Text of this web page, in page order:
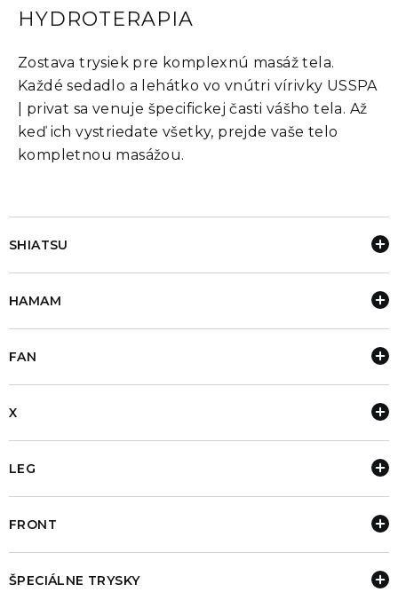
HYDROTERAPIA
Zostava trysiek pre komplexnú masáž tela.
Každé sedadlo a lehátko vo vnútri vírivky USSPA
| privat sa venuje špecifickej časti vášho tela. Až
keď ich vystriedate všetky, prejde vaše telo
kompletnou masážou.
SHIATSU
HAMAM
FAN
X
LEG
FRONT
ŠPECIÁLNE TRYSKY